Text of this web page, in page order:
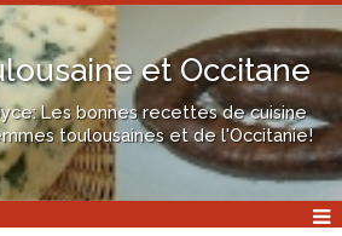
et Occitane
Les bonnes recettes de cuisine
toulousaines et de l'Occitanie!